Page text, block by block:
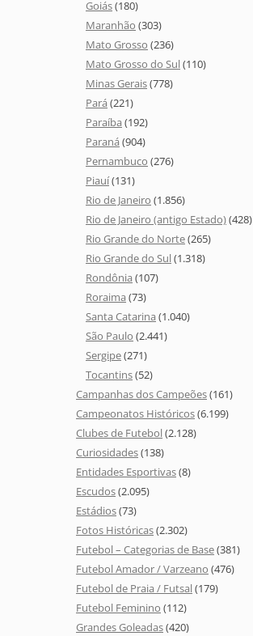
Goiás(180)
Maranhão (303)
Mato Grosso (236)
Mato Grosso do Sul(110)
Minas Gerais(778)
Pará (221)
Paraíba (192)
Paraná (904)
Pernambuco (276)
Piauí(131)
Rio de Janeiro (1.856)
Rio de Janeiro (antigo Estado)(428)
Rio Grande do Norte(265)
Rio Grande do Sul(1.318)
Rondônia (107)
Roraima (73)
Santa Catarina (1.040)
São Paulo (2.441)
Sergipe(271)
Tocantins(52)
Campanhas dos Campeões(161)
Campeonatos Históricos(6.199)
Clubes de Futebol(2.128)
Curiosidades(138)
Entidades Esportivas(8)
Escudos(2.095)
Estádios(73)
Fotos Históricas(2.302)
Futebol – Categorias de Base(381)
Futebol Amador / Varzeano (476)
Futebol de Praia / Futsal(179)
Futebol Feminino (112)
Grandes Goleadas(420)